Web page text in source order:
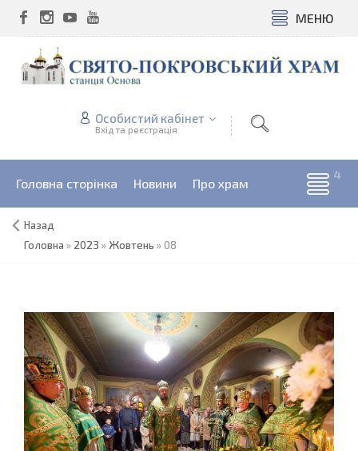
МЕНЮ
Особистий кабінет
Вхід та реєстрація
Головна сторінка Новини Про храм
Назад
Головна » 2023 » Жовтень »08